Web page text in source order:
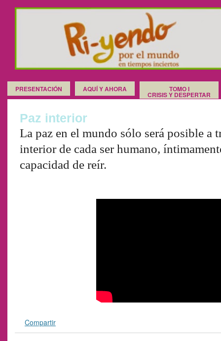
PRESENTACIÓN AQUÍ Y AHORA TOMO I
CRISIS Y DESPERTAR
Paz interior
La paz en el mundo sólo será posible a
interior de cada ser humano,
capacidad de reír.
Compartir